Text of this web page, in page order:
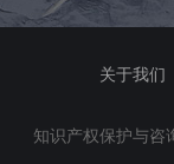
关于我们
知识产权保护与咨